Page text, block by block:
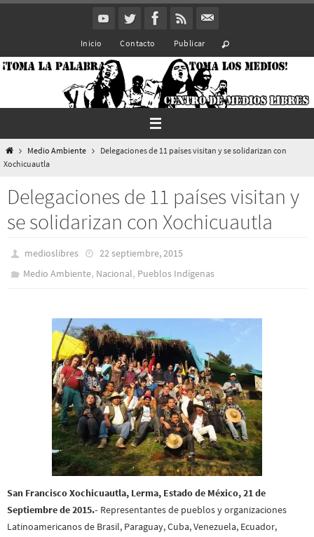
Inicio Contacto Publicar
InicioMedio Ambiente
Delegaciones de 11 países visitan y se solidarizan con
Xochicuautla
Delegaciones de 11 países visitan y
se solidarizan con Xochicuautla
medioslibres
22 septiembre, 2015
Medio Ambiente, Nacional, Pueblos Indí­genas
San Francisco Xochicuautla, Lerma, Estado de México, 21 de
Septiembre de 2015.- Representantes de pueblos y organizaciones
Latinoamericanos de Brasil, Paraguay, Cuba, Venezuela, Ecuador,